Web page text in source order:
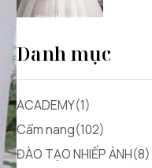
Danh mục
ACADEMY(1)
Cẩm nang(102)
ĐÀO TẠO NHIẾP ẢNH(8)